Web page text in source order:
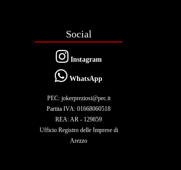
Social
Instagram
WhatsApp
PEC: jokerpreziosi@pec.it
Partita IVA: 01668060518
REA: AR - 129859
Ufficio Registro delle Imprese di
Arezzo